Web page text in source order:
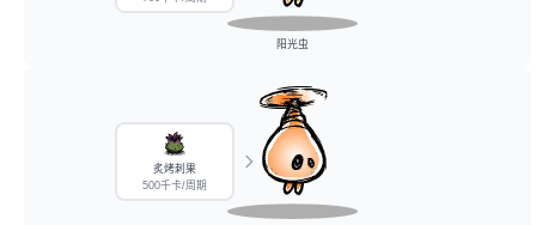
阳光虫
炙烤刺果
500千卡/周期